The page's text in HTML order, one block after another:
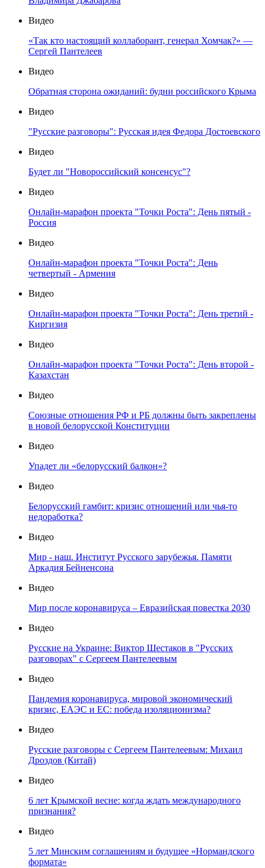
Видео
«Так кто настоящий коллаборант, генерал Хомчак?» —
Сергей Пантелеев
Видео
Обратная сторона ожиданий: будни российского Крыма
Видео
"Русские разговоры": Русская идея Федора Достоевского
Видео
Будет ли "Новороссийский консенсус"?
Видео
Онлайн-марафон проекта "Точки Роста": День пятый -
Россия
Видео
Онлайн-марафон проекта "Точки Роста": День
четвертый - Армения
Видео
Онлайн-марафон проекта "Точки Роста": День третий -
Киргизия
Видео
Онлайн-марафон проекта "Точки Роста": День второй -
Казахстан
Видео
Союзные отношения РФ и РБ должны быть закреплены
в новой белорусской Конституции
Видео
Упадет ли «белорусский балкон»?
Видео
Белорусский гамбит: кризис отношений или чья-то
недоработка?
Видео
Мир - наш. Институт Русского зарубежья. Памяти
Аркадия Бейненсона
Видео
Мир после коронавируса – Евразийская повестка 2030
Видео
Русские на Украине: Виктор Шестаков в "Русских
разговорах" с Сергеем Пантелеевым
Видео
Пандемия коронавируса, мировой экономический
кризис, ЕАЭС и ЕС: победа изоляционизма?
Видео
Русские разговоры с Сергеем Пантелеевым: Михаил
Дроздов (Китай)
Видео
6 лет Крымской весне: когда ждать международного
признания?
Видео
5 лет Минским соглашениям и будущее «Нормандского
формата»